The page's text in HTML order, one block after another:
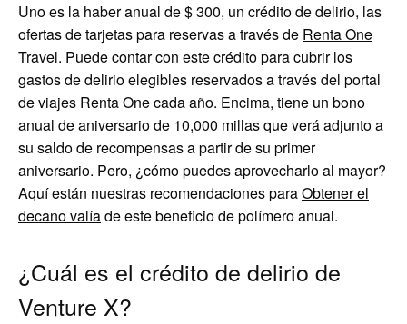
Uno es la haber anual de $ 300, un crédito de delirio, las
ofertas de tarjetas para reservas a través de Renta One
Travel. Puede contar con este crédito para cubrir los
gastos de delirio elegibles reservados a través del portal
de viajes Renta One cada año. Encima, tiene un bono
anual de aniversario de 10,000 millas que verá adjunto a
su saldo de recompensas a partir de su primer
aniversario. Pero, ¿cómo puedes aprovecharlo al mayor?
Aquí están nuestras recomendaciones paraObtener el
decano valíade este beneficio de polímero anual.
¿Cuál es el crédito de delirio de
Venture X?